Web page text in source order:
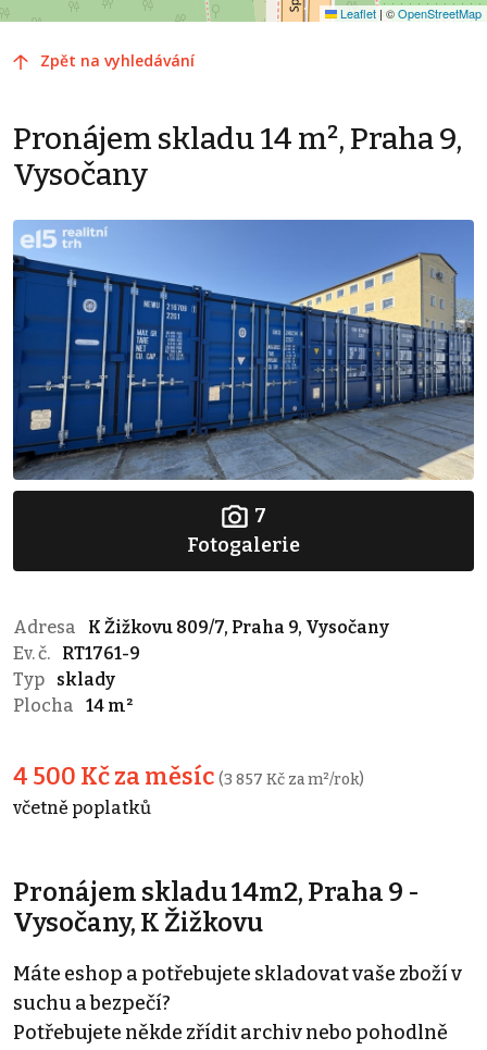
Leaflet | ©OpenStreetMap
Zpět na vyhledávání
Pronájem skladu 14 m², Praha 9,
Vysočany
7
Fotogalerie
Adresa
K Žižkovu 809/7, Praha 9, Vysočany
Ev. č.
RT1761-9
Typ
sklady
Plocha
14 m²
4 500 Kč za měsíc (3 857 Kč za m²/rok)
včetně poplatků
Pronájem skladu 14m2, Praha 9 -
Vysočany, K Žižkovu
Máte eshop a potřebujete skladovat vaše zboží v
suchu a bezpečí?
Potřebujete někde zřídit archiv nebo pohodlně